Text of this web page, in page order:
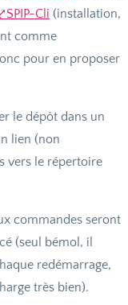
SPIP-Cli (installation,
comme
pour en proposer
le dépôt dans un
lien (non
vers le répertoire
commandes seront
(seul bémol, il
redémarrage,
très bien).